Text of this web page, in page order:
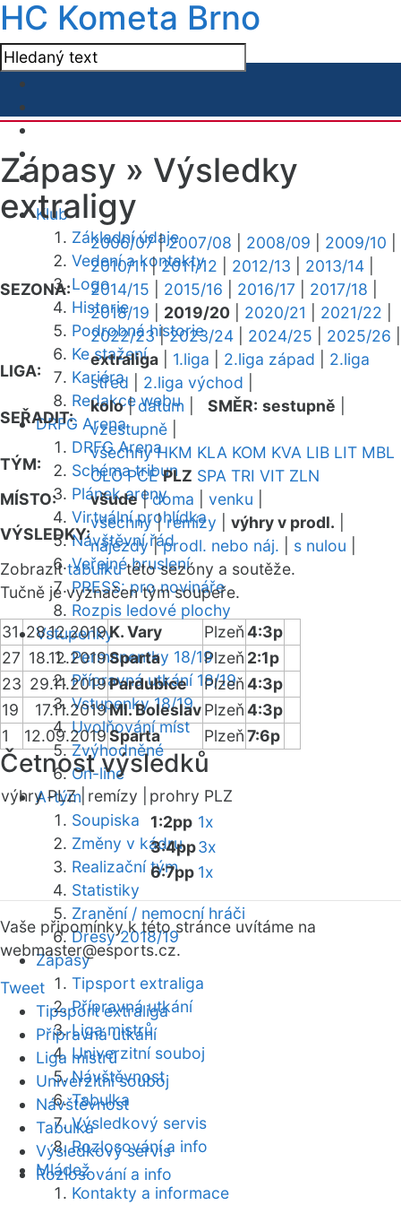
HC Kometa Brno
Klub
Základní údaje
Vedení a kontakty
Logo
Historie
Podrobná historie
Ke stažení
Kariéra
Redakce webu
DRFG Arena
DRFG Arena
Schéma tribun
Plánek areny
Virtuální prohlídka
Návštěvní řád
Veřejné bruslení
PRESS: pro novináře
Rozpis ledové plochy
Vstupenky
Permanentky 18/19
Přípravná utkání 18/19
Vstupenky 18/19
Uvolňování míst
Zvýhodněné
On-line
A-tým
Soupiska
Změny v kádru
Realizační tým
Statistiky
Zranění / nemocní hráči
Dresy 2018/19
Zápasy
Tipsport extraliga
Přípravná utkání
Liga mistrů
Univerzitní souboj
Návštěvnost
Tabulka
Výsledkový servis
Rozlosování a info
Mládež
Kontakty a informace
Zápasy » Výsledky
extraligy
SEZONA:
2006/07|2007/08 2008/09 2009/10
2010/11|2011/12 2012/13 2013/14
2014/15
2015/16 2016/17 2017/18
2018/19
2019/20 2020/21 2021/22
2022/23|2023/24 2024/25 2025/26
LIGA:
extraliga 1.liga 2.liga západ
2.liga
střed
2.liga východ
SEŘADIT:
kolo|datum SMĚR: sestupně
vzestupně
TÝM:
všechny HKM KLA KOM KVA LIB LIT MBL
OLO PCE PLZ SPA TRI VIT ZLN
MÍSTO:
všude|doma venku
VÝSLEDKY:
všechny|remízy výhry v prodl.
nájezdy|prodl. nebo náj. s nulou
Zobrazittabulkutéto sezóny a soutěže.
Tučně je vyznačen tým soupeře.
31 28.12.2019K. Vary Plzeň4:3p
27 18.12.2019Sparta Plzeň 2:1p
23 29.11.2019Pardubice Plzeň4:3p
19
17.11.2019Ml. BoleslavPlzeň4:3p
1
12.09.2019Sparta Plzeň7:6p
Četnost výsledků
výhry PLZ | remízy |
prohry PLZ
1:2pp 1x
3:4pp3x
6:7pp 1x
Vaše připomínky k této stránce uvítáme na
webmaster@esports.cz.
Tweet
Tipsport extraliga
Přípravná utkání
Liga mistrů
Univerzitní souboj
Návštěvnost
Tabulka
Výsledkový servis
Rozlosování a info